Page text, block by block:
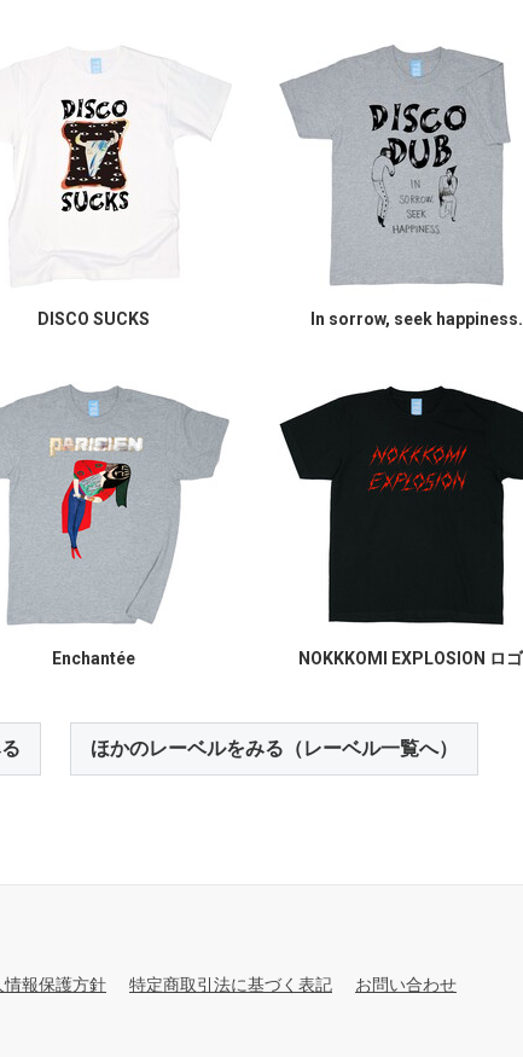
DISCO SUCKS In sorrow, seek happiness.
Enchantée NOKKKOMI EXPLOSION ロ
ほかのレーベルをみる（レーベル一覧へ）
情報保護方針 特定商取引法に基づく表記 お問い合わせ